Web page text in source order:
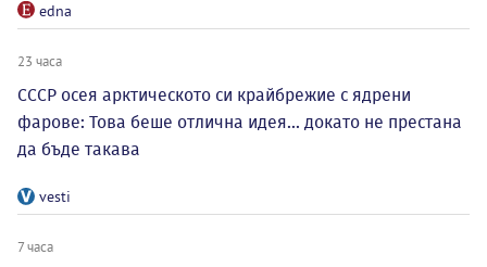
edna
23 часа
СССР осея арктическото си крайбрежие с ядрени
фарове: Това беше отлична идея... докато не престана
да бъде такава
vesti
7 часа